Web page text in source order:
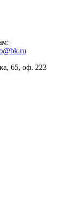
65, оф. 223